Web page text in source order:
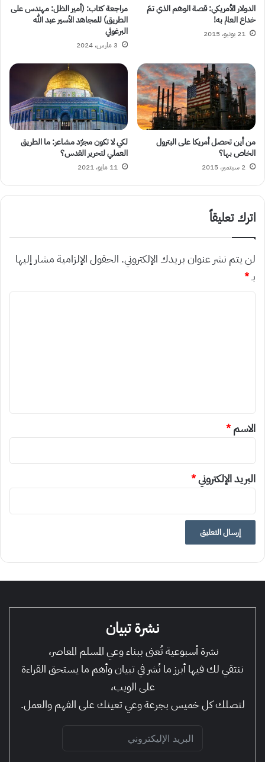
الدولار الأمريكي: قصة الوهم الذي تمّ
خداع العالم به!
21 يونيو، 2015
مراجعة كتاب: (أمير الظل: مهندس على
الطريق) للمجاهد الأسير عبد الله
البرغوثي
3 مارس، 2024
من أين تحصل أمريكا على البترول
الخاص بها؟
2 سبتمبر، 2015
لكي لا تكون مجرّد مشاعر: ما الطريق
العملي لتحرير القدس؟
11 مايو، 2021
اترك تعليقاً
لن يتم نشر عنوان بريدك الإلكتروني. الحقول الإلزامية مشار إليها
بـ*
*
الاسم*
البريد الإلكتروني*
نشرة تبيان
نشرة أسبوعية تُعنى ببناء وعي المسلم المعاصر،
ننتقي لك فيها أبرز ما نُشر في تبيان وأهم ما يستحق القراءة
على الويب،
لتصلك كل خميس بجرعة وعي تعينك على الفهم والعمل.